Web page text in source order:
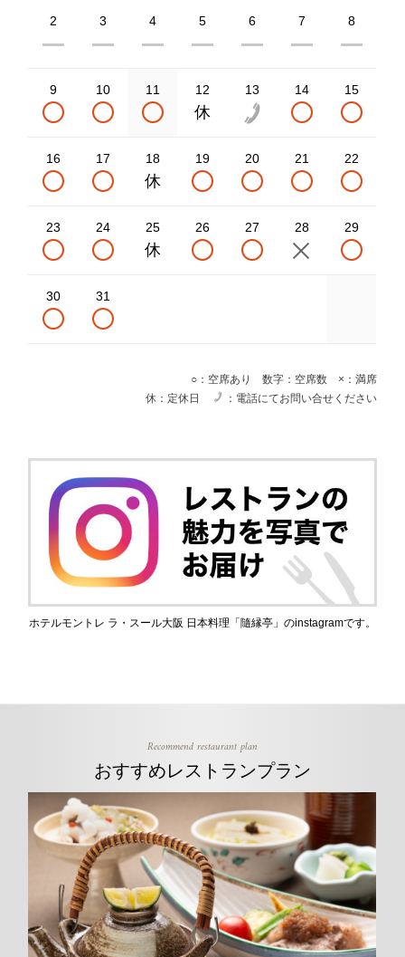
2 3 4 5 6 7 8
9 10 11 12 13 14 15
16 17 18 19 20 21 22
23 24 25 26 27 28 29
30 31
○：空席あり 数字：空席数 ×：満席
休：定休日
：電話にてお問い合せください
ホテルモントレ ラ・スール大阪 日本料理「隨縁亭」のinstagramです。
Recommend restaurant plan
おすすめレストランプラン
new